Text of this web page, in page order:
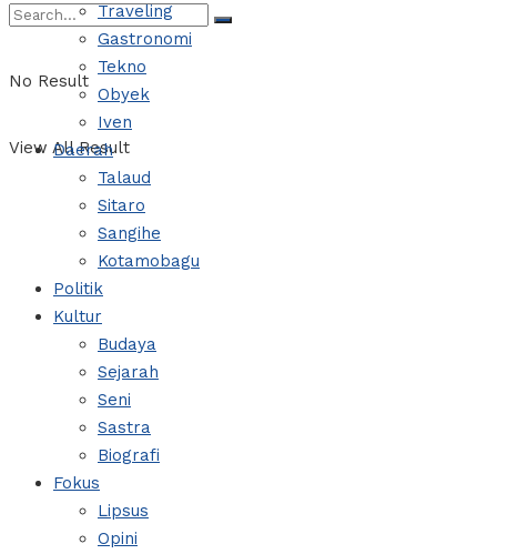
No Result
View All Result
Traveling
Gastronomi
Tekno
Obyek
Iven
Daerah
Talaud
Sitaro
Sangihe
Kotamobagu
Politik
Kultur
Budaya
Sejarah
Seni
Sastra
Biografi
Fokus
Lipsus
Opini